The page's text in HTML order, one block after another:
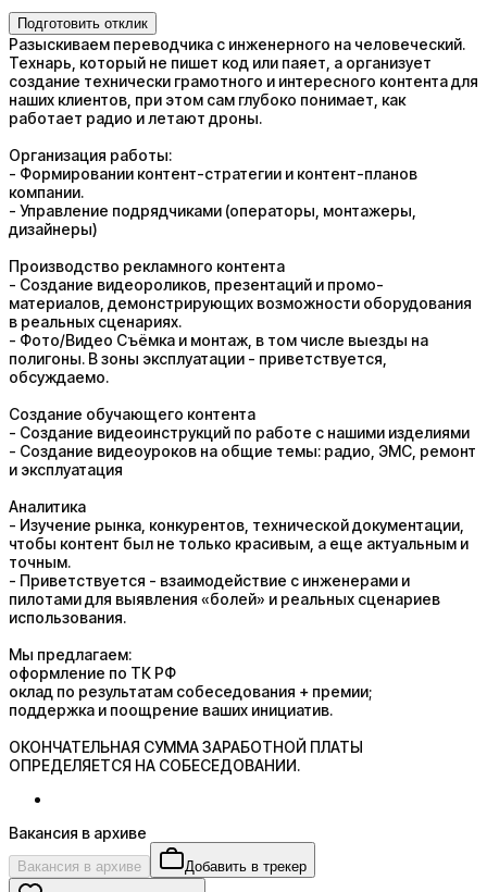
Подготовить отклик
Разыскиваем переводчика с инженерного на человеческий.
Технарь, который не пишет код или паяет, а организует
создание технически грамотного и интересного контента для
наших клиентов, при этом сам глубоко понимает, как
работает радио и летают дроны.
Организация работы:
- Формировании контент-стратегии и контент-планов
компании.
- Управление подрядчиками (операторы, монтажеры,
дизайнеры)
Производство рекламного контента
- Создание видеороликов, презентаций и промо-
материалов, демонстрирующих возможности оборудования
в реальных сценариях.
- Фото/Видео Съёмка и монтаж, в том числе выезды на
полигоны. В зоны эксплуатации - приветствуется,
обсуждаемо.
Создание обучающего контента
- Создание видеоинструкций по работе с нашими изделиями
- Создание видеоуроков на общие темы: радио, ЭМС, ремонт
и эксплуатация
Аналитика
- Изучение рынка, конкурентов, технической документации,
чтобы контент был не только красивым, а еще актуальным и
точным.
- Приветствуется - взаимодействие с инженерами и
пилотами для выявления «болей» и реальных сценариев
использования.
Мы предлагаем:
оформление по ТК РФ
оклад по результатам собеседования + премии;
поддержка и поощрение ваших инициатив.
ОКОНЧАТЕЛЬНАЯ СУММА ЗАРАБОТНОЙ ПЛАТЫ
ОПРЕДЕЛЯЕТСЯ НА СОБЕСЕДОВАНИИ.​​​​​​​
Вакансия в архиве
Вакансия в архиве Добавить в трекер